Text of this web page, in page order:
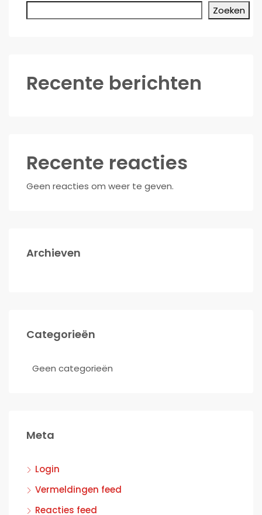
Zoeken
Recente berichten
Recente reacties
Geen reacties om weer te geven.
Archieven
Categorieën
Geen categorieën
Meta
Login
Vermeldingen feed
Reacties feed